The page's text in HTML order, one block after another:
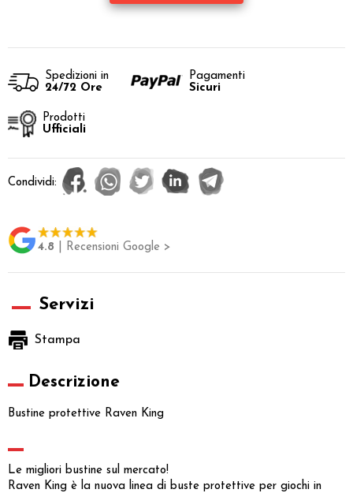
Spedizioni in
24/72 Ore
Pagamenti
Sicuri
Prodotti
Ufficiali
Condividi:
4.8 | Recensioni Google >
Servizi
Stampa
Descrizione
Bustine protettive Raven King
Le migliori bustine sul mercato!
Raven King è la nuova linea di buste protettive per giochi in